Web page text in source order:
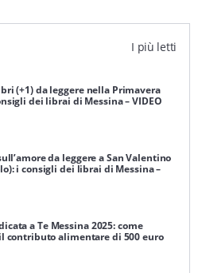
I più letti
(+1) da leggere nella Primavera
dei librai di Messina – VIDEO
da leggere a San Valentino
i consigli dei librai di Messina –
a Te Messina 2025: come
contributo alimentare di 500 euro